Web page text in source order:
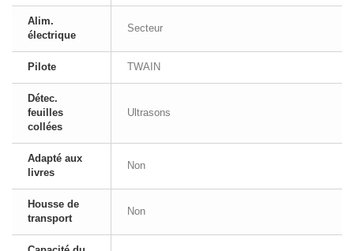
Alim.
électrique
Secteur
Pilote TWAIN
Détec.
feuilles
collées
Ultrasons
Adapté aux
livres
Non
Housse de
transport
Non